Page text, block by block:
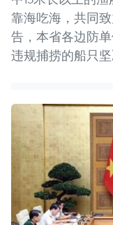
靠海吃海，共同
告，本省各边防
违规捕捞的船只坚